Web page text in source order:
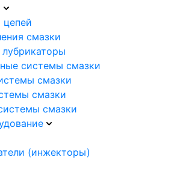
смазки
системы смазки
смазки
смазки
смазки
(инжекторы)